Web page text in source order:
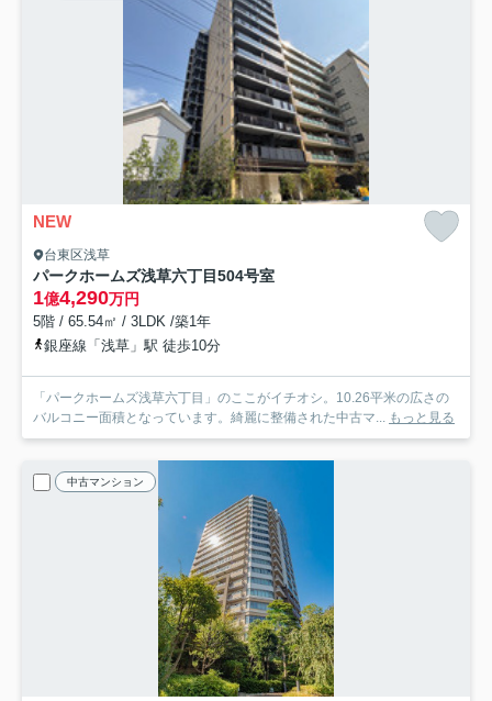
NEW
台東区浅草
パークホームズ浅草六丁目504号室
1億4,290万円
5階 / 65.54㎡ / 3LDK /築1年
銀座線「浅草」駅 徒歩10分
「パークホームズ浅草六丁目」のここがイチオシ。10.26平米の広さの
バルコニー面積となっています。綺麗に整備された中古マ... もっと見る
中古マンション